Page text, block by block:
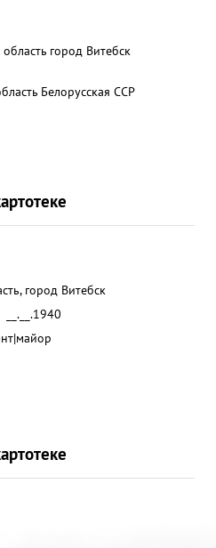
город Витебск
Белорусская ССР
город Витебск
__.__.1940